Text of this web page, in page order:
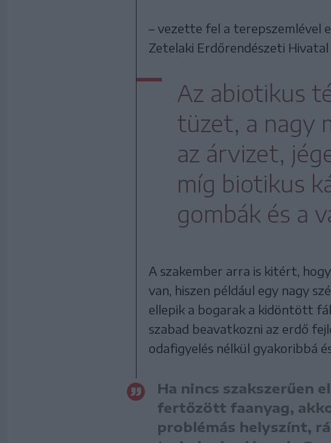
– vezette fel a terepszemlével
Zetelaki Erdőrendészeti
Az abiotikus
tüzet, a nagy
az árvizet,
míg biotikus
gombák és a
A szakember arra is kitért,
van, hiszen például egy nagy
ellepik a bogarak a kidöntött
szabad beavatkozni az erdő
odafigyelés nélkül gyakoribbá
Ha nincs szakszerűen
fertőzött faanyag,
problémás helyszínt,